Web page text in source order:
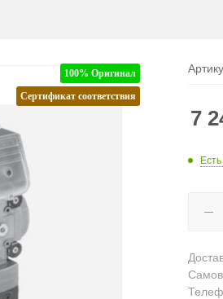
100% Оригинал
Сертификат соответствия
7